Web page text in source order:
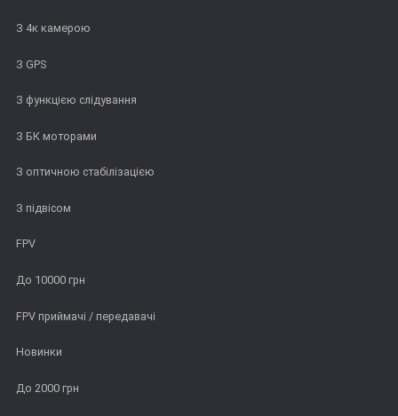
З 4к камерою
З GPS
З функцією слідування
З БК моторами
З оптичною стабілізацією
З підвісом
FPV
До 10000 грн
FPV приймачі / передавачі
Новинки
До 2000 грн